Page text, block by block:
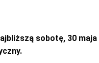
sobotę, 30 maja